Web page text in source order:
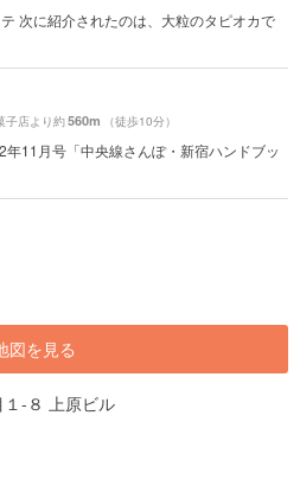
次に紹介されたのは、大粒のタピオカで
子店より約560m （徒歩10分）
11月号「中央線さんぽ・新宿ハンドブッ
図を見る
-８ 上原ビル